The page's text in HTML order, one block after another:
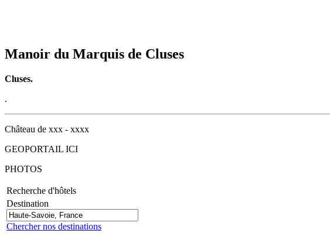
Manoir du Marquis de Cluses
Cluses.
.
Château de xxx - xxxx
GEOPORTAIL ICI
PHOTOS
Recherche d'hôtels
Destination
Chercher nos destinations